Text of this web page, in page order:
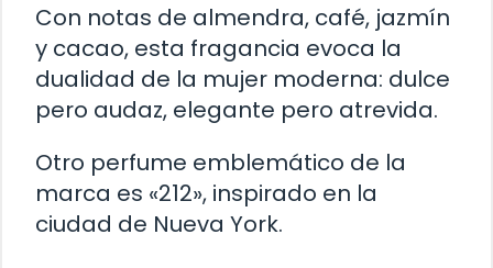
Con notas de almendra, café, jazmín
y cacao, esta fragancia evoca la
dualidad de la mujer moderna: dulce
pero audaz, elegante pero atrevida.
Otro perfume emblemático de la
marca es «212», inspirado en la
ciudad de Nueva York.